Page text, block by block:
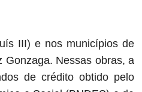
III) e nos municípios de
Gonzaga. Nessas obras, a
de crédito obtido pelo